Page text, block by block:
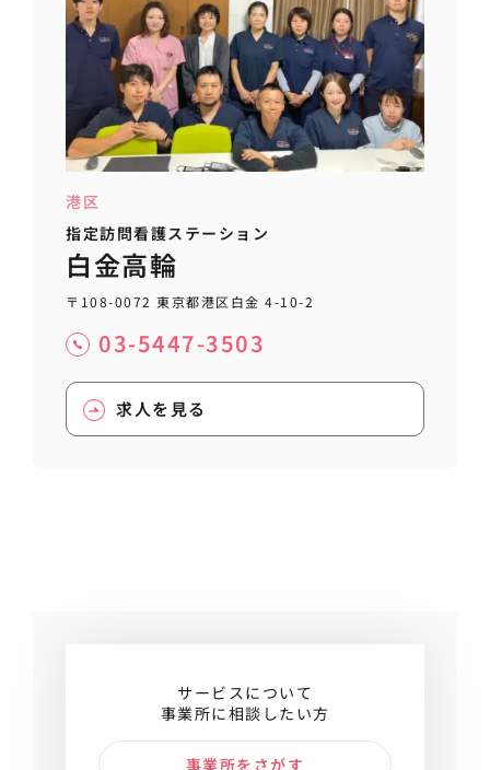
港区
指定訪問看護ステーション
白金高輪
〒108-0072 東京都港区白金 4-10-2
03-5447-3503
求人を見る
サービスについて
事業所に相談したい方
事業所をさがす